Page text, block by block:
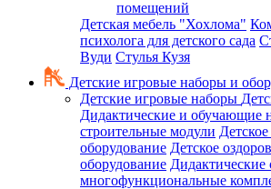
помещений
Детская мебель "Хохлома"
психолога для детского сада
Вуди Стулья Кузя
Детские игровые наборы и
Детские игровые наборы
Дидактические и обучающие
строительные модули
оборудование Детское
оборудование
многофункциональные